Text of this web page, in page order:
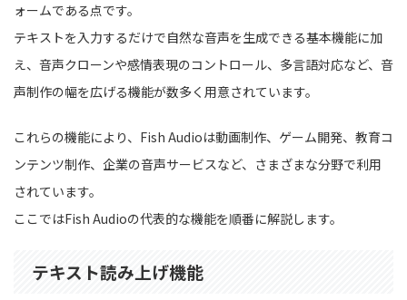
ォームである点です。
テキストを入力するだけで自然な音声を生成できる基本機能に加
え、音声クローンや感情表現のコントロール、多言語対応など、音
声制作の幅を広げる機能が数多く用意されています。
これらの機能により、Fish Audioは動画制作、ゲーム開発、教育コ
ンテンツ制作、企業の音声サービスなど、さまざまな分野で利用
されています。
ここではFish Audioの代表的な機能を順番に解説します。
テキスト読み上げ機能